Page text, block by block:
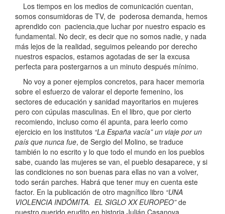
Los tiempos en los medios de comunicación cuentan,
somos consumidoras de TV, de poderosa demanda, hemos
aprendido con paciencia,que luchar por nuestro espacio es
fundamental. No decir, es decir que no somos nadie, y nada
más lejos de la realidad, seguimos peleando por derecho
nuestros espacios, estamos agotadas de ser la excusa
perfecta para postergarnos a un minuto después mínimo.
No voy a poner ejemplos concretos, para hacer memoria
sobre el esfuerzo de valorar el deporte femenino, los
sectores de educación y sanidad mayoritarios en mujeres
pero con cúpulas masculinas. En el libro, que por cierto
recomiendo, incluso como él apunta, para leerlo como
ejercicio en los institutos “La España vacía” un viaje por un
país que nunca fue, de Sergio del Molino, se traduce
también lo no escrito y lo que todo el mundo en los pueblos
sabe, cuando las mujeres se van, el pueblo desaparece, y si
las condiciones no son buenas para ellas no van a volver,
todo serán parches. Habrá que tener muy en cuenta este
factor. En la publicación de otro magnífico libro “UNA
VIOLENCIA INDÓMITA. EL SIGLO XX EUROPEO”de
nuestro querido erudito en historia Julián Casanova,